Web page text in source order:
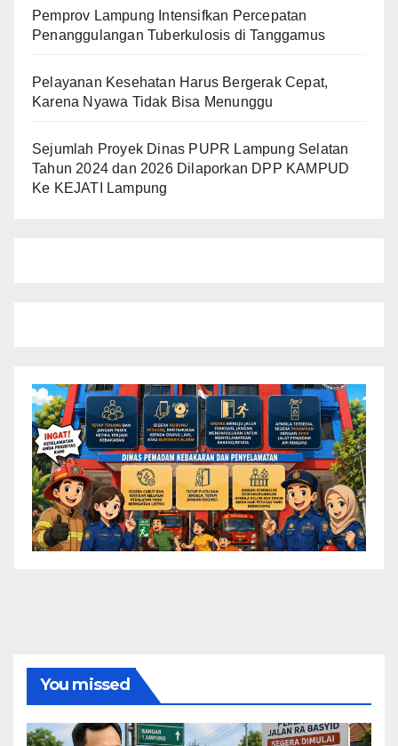
Pemprov Lampung Intensifkan Percepatan
Penanggulangan Tuberkulosis di Tanggamus
Pelayanan Kesehatan Harus Bergerak Cepat,
Karena Nyawa Tidak Bisa Menunggu
Sejumlah Proyek Dinas PUPR Lampung Selatan
Tahun 2024 dan 2026 Dilaporkan DPP KAMPUD
Ke KEJATI Lampung
You missed